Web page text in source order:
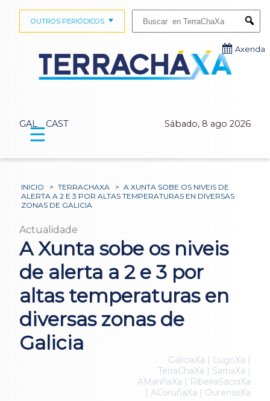
GAL CAST Sábado, 8 ago 2026
OUTROS PERIÓDICOS
Axenda
☰
INICIO > TERRACHAXA > A XUNTA SOBE OS NIVEIS DE
ALERTA A 2 E 3 POR ALTAS TEMPERATURAS EN DIVERSAS
ZONAS DE GALICIA
Actualidade
A Xunta sobe os niveis
de alerta a 2 e 3 por
altas temperaturas en
diversas zonas de
Galicia
GaliciaXa | LugoXa |
TerraChaXa | SarriaXa |
AMariñaXa | RibeiraSacraXa
| ACoruñaXa | OurenseXa